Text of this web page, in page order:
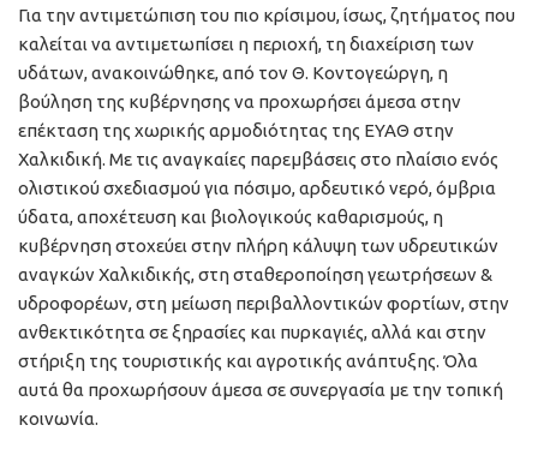
Για την αντιμετώπιση του πιο κρίσιμου, ίσως, ζητήματος που
καλείται να αντιμετωπίσει η περιοχή, τη διαχείριση των
υδάτων, ανακοινώθηκε, από τον Θ. Κοντογεώργη, η
βούληση της κυβέρνησης να προχωρήσει άμεσα στην
επέκταση της χωρικής αρμοδιότητας της ΕΥΑΘ στην
Χαλκιδική. Με τις αναγκαίες παρεμβάσεις στο πλαίσιο ενός
ολιστικού σχεδιασμού για πόσιμο, αρδευτικό νερό, όμβρια
ύδατα, αποχέτευση και βιολογικούς καθαρισμούς, η
κυβέρνηση στοχεύει στην πλήρη κάλυψη των υδρευτικών
αναγκών Χαλκιδικής, στη σταθεροποίηση γεωτρήσεων &
υδροφορέων, στη μείωση περιβαλλοντικών φορτίων, στην
ανθεκτικότητα σε ξηρασίες και πυρκαγιές, αλλά και στην
στήριξη της τουριστικής και αγροτικής ανάπτυξης. Όλα
αυτά θα προχωρήσουν άμεσα σε συνεργασία με την τοπική
κοινωνία.